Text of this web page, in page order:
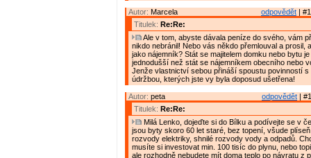
odpovědět |
Autor: Marcela
Titulek: Re:Re:
Ale v tom, abyste dávala peníze do svého, vám
nikdo nebránil! Nebo vás někdo přemlouval a prosil,
jako nájemník? Stát se majitelem domku nebo bytu
jednodušší než stát se nájemníkem obecního nebo
Jenže vlastnictví sebou přináší spoustu povinností s
údržbou, kterých jste vy byla doposud ušetřena!
odpovědět |
Autor: peta
Titulek: Re:Re:
Milá Lenko, dojeďte si do Bílku a podívejte se v
jsou byty skoro 60 let staré, bez topení, všude
rozvody elektriky, shnilé rozvody vody a odpadů.
musíte si investovat min. 100 tisíc do plynu, nebo
ale rozhodně nebudete mít doma teplo po návratu z